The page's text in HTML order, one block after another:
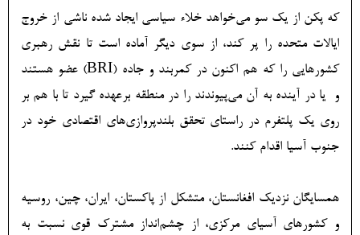
که پکن از یک سو می‏‌خواهد خلاء سیاسی ایجاد شده ناشی از خروج
ایالات متحده را پر کند، از سوی دیگر آماده است تا نقش رهبری
کشورهایی را که هم اکنون در کمربند و جاده (BRI) عضو هستند
و یا در آینده به آن می‏‌پیوندند را در منطقه برعهده گیرد تا با هم بر
روی یک پلتفرم در راستای تحقق بلندپروازی‏‌های اقتصادی خود در
جنوب آسیا اقدام کنند.
همسایگان نزدیک افغانستان، متشکل از پاکستان، ایران، چین، روسیه
و کشورهای آسیای مرکزی، از چشم‌‎انداز مشترک قوی نسبت به